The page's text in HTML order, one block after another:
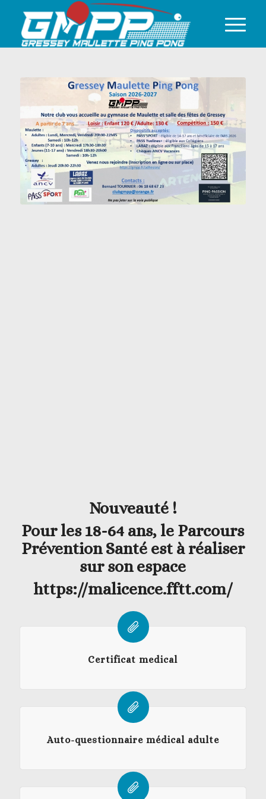
Nouveauté !
Pour les 18-64 ans, le Parcours
Prévention Santé est à réaliser
sur son espace
https://malicence.fftt.com/
Certificat medical
Auto-questionnaire médical adulte